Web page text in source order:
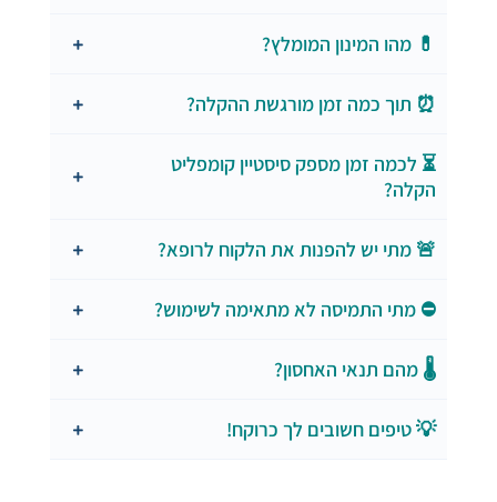
💊 מהו המינון המומלץ?
⏰ תוך כמה זמן מורגשת ההקלה?
⏳ לכמה זמן מספק סיסטיין קומפליט
הקלה?
🚨 מתי יש להפנות את הלקוח לרופא?
⛔ מתי התמיסה לא מתאימה לשימוש?
🌡️ מהם תנאי האחסון?
💡 טיפים חשובים לך כרוקח!